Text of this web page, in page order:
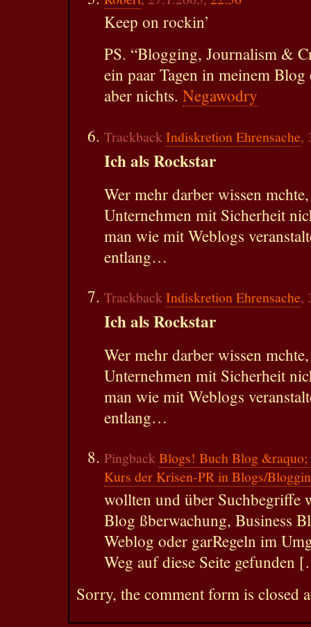
Keep on rockin’
PS. “Blogging, Journalism &
ein paar Tagen in meinem
aber nichts. Negawodry
TrackbackIndiskretion Ehrensache,
Ich als Rockstar
Wer mehr darber wissen
Unternehmen mit Sicherheit
man wie mit Weblogs
entlang…
TrackbackIndiskretion Ehrensache,
Ich als Rockstar
Wer mehr darber wissen
Unternehmen mit Sicherheit
man wie mit Weblogs
entlang…
PingbackBlogs! Buch Blog &raquo;
Kurs der Krisen-PR in Blogs/
wollten und über Suchbegriffe
Blog ßberwachung, Business
Weblog oder garRegeln im
Weg auf diese Seite gefunden
Sorry, the comment form is closed